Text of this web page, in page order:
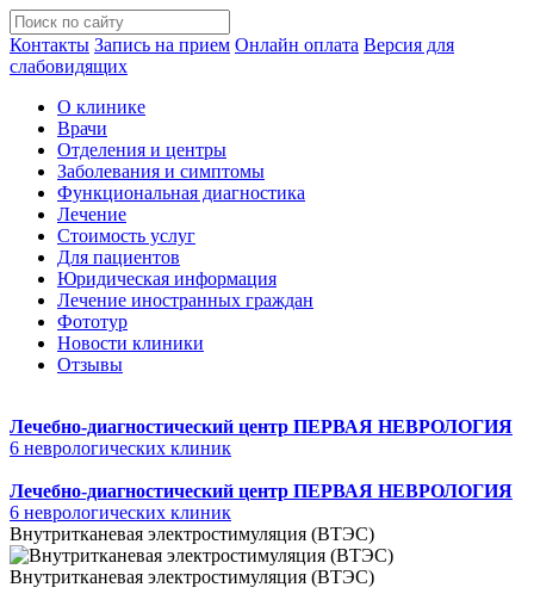
Контакты Запись на прием Онлайн оплата Версия для
слабовидящих
О клинике
Врачи
Отделения и центры
Заболевания и симптомы
Функциональная диагностика
Лечение
Стоимость услуг
Для пациентов
Юридическая информация
Лечение иностранных граждан
Фототур
Новости клиники
Отзывы
Лечебно-диагностический центр ПЕРВАЯ НЕВРОЛОГИЯ
6 неврологических клиник
Лечебно-диагностический центр ПЕРВАЯ НЕВРОЛОГИЯ
6 неврологических клиник
Внутритканевая электростимуляция (ВТЭС)
Внутритканевая электростимуляция (ВТЭС)